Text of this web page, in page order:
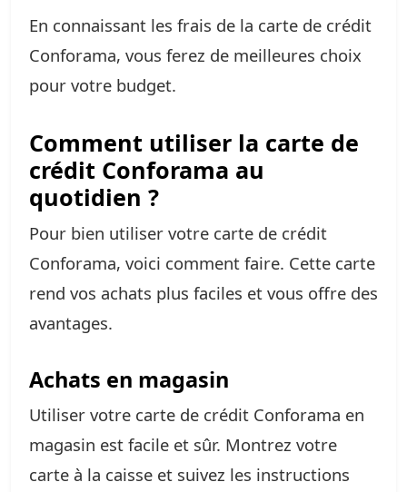
En connaissant les frais de la carte de crédit
Conforama, vous ferez de meilleures choix
pour votre budget.
Comment utiliser la carte de
crédit Conforama au
quotidien ?
Pour bien utiliser votre carte de crédit
Conforama, voici comment faire. Cette carte
rend vos achats plus faciles et vous offre des
avantages.
Achats en magasin
Utiliser votre carte de crédit Conforama en
magasin est facile et sûr. Montrez votre
carte à la caisse et suivez les instructions